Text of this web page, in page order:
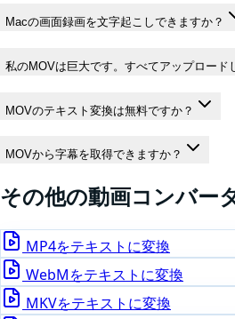
Macの画面録画を文字起こしできますか？
私のMOVは巨大です。すべてアップロード
MOVのテキスト変換は無料ですか？
MOVから字幕を取得できますか？
その他の動画コンバー
MP4をテキストに変換
WebMをテキストに変換
MKVをテキストに変換